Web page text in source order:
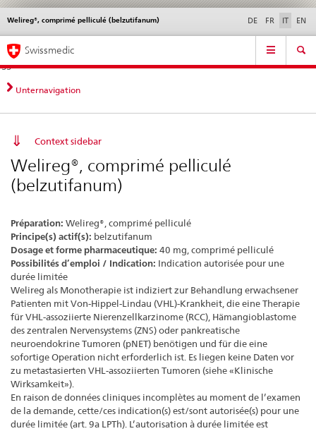
Navigazione
diretta:
novità,
aspetti
contatto
Novità &
norme
Contatto | Supporto &
aiuto
Welireg®, comprimé pelliculé (belzutifanum) DE FR IT EN
Service
Navigation
Swissmedic
Unternavigation
Context sidebar
Welireg®, comprimé pelliculé
(belzutifanum)
Préparation: Welireg®, comprimé pelliculé
Principe(s) actif(s): belzutifanum
Dosage et forme pharmaceutique: 40 mg, comprimé pelliculé
Possibilités d’emploi / Indication: Indication autorisée pour une
durée limitée
Welireg als Monotherapie ist indiziert zur Behandlung erwachsener
Patienten mit Von-Hippel-Lindau (VHL)-Krankheit, die eine Therapie
für VHL-assoziierte Nierenzellkarzinome (RCC), Hämangioblastome
des zentralen Nervensystems (ZNS) oder pankreatische
neuroendokrine Tumoren (pNET) benötigen und für die eine
sofortige Operation nicht erforderlich ist. Es liegen keine Daten vor
zu metastasierten VHL-assoziierten Tumoren (siehe «Klinische
Wirksamkeit»).
En raison de données cliniques incomplètes au moment de l’examen
de la demande, cette/ces indication(s) est/sont autorisée(s) pour une
durée limitée (art. 9a LPTh). L’autorisation à durée limitée est